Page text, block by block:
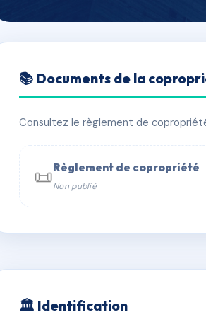
RESIDENCE
📍 3 av de la fontenelle 88100
📞 Contacter Syndic Digital
📚 Documents de la
Consultez le règlement de
📜Règlement de copropriété
Non publié
🏛 Identification